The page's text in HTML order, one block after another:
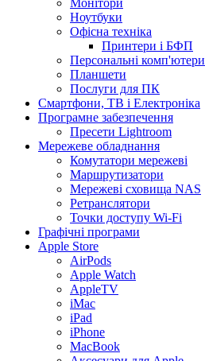
Монітори
Ноутбуки
Офісна техніка
Принтери і БФП
Персональні комп'ютери
Планшети
Послуги для ПК
Смартфони, ТВ і Електроніка
Програмне забезпечення
Пресети Lightroom
Мережеве обладнання
Комутатори мережеві
Маршрутизатори
Мережеві сховища NAS
Ретранслятори
Точки доступу Wi-Fi
Графічні програми
Apple Store
AirPods
Apple Watch
AppleTV
iMac
iPad
iPhone
MacBook